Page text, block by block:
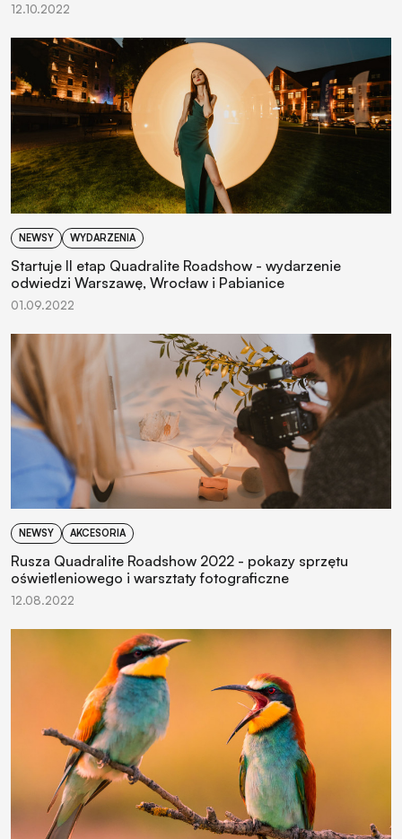
12.10.2022
NEWSY WYDARZENIA
Startuje II etap Quadralite Roadshow - wydarzenie
odwiedzi Warszawę, Wrocław i Pabianice
01.09.2022
NEWSY AKCESORIA
Rusza Quadralite Roadshow 2022 - pokazy sprzętu
oświetleniowego i warsztaty fotograficzne
12.08.2022